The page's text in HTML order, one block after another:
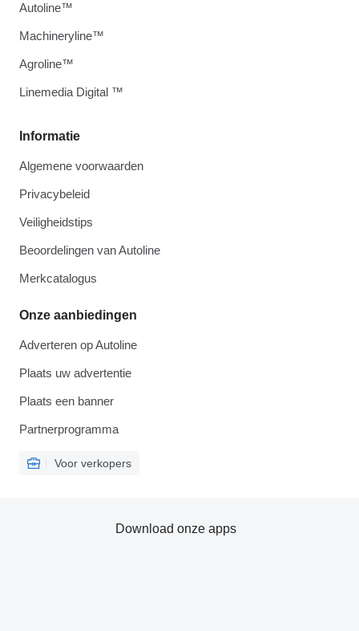
Informatie
Algemene voorwaarden
Privacybeleid
Veiligheidstips
Beoordelingen van Autoline
Merkcatalogus
Onze aanbiedingen
Adverteren op Autoline
Plaats uw advertentie
Plaats een banner
Partnerprogramma
Voor verkopers
Autoline™
Machineryline™
Agroline™
Linemedia Digital ™
Download onze apps